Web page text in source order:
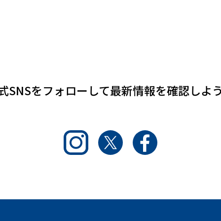
SNSをフォローして最新情報を確認しよ
Instagram Twitter